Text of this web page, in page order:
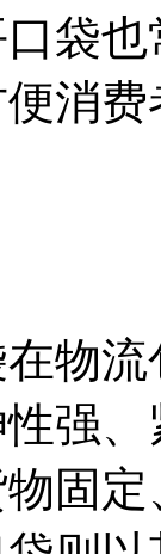
袋
消
物
强
固